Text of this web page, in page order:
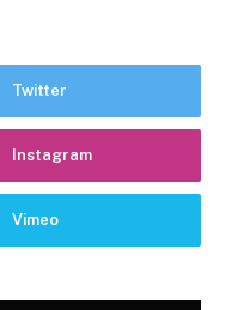
Twitter
Instagram
Vimeo